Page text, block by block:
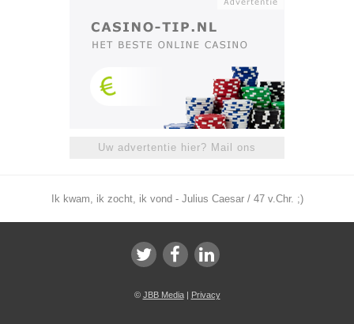
Uw advertentie hier? Mail ons
Ik kwam, ik zocht, ik vond - Julius Caesar / 47 v.Chr. ;)
© JBB Media| Privacy